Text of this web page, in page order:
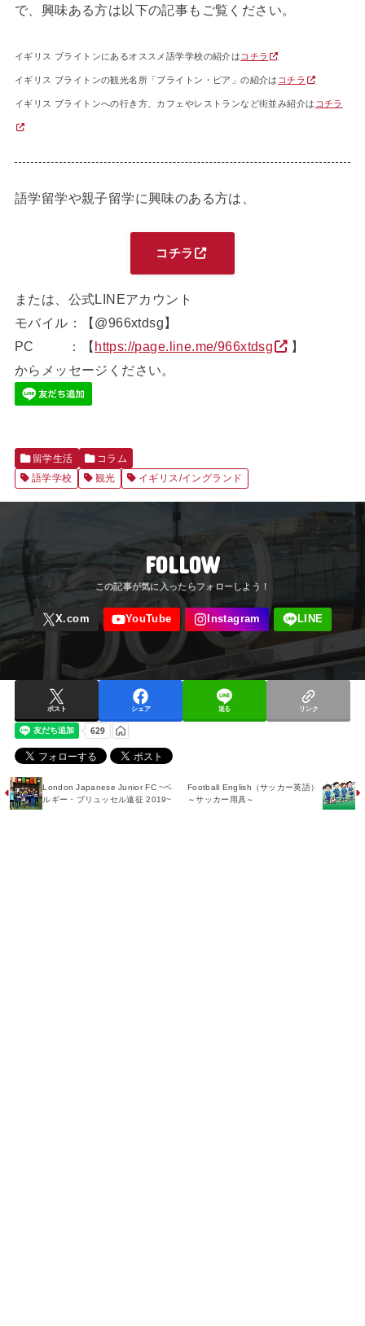
で、興味ある方は以下の記事もご覧ください。
イギリス ブライトンにあるオススメ語学学校の紹介は コチラ
イギリス ブライトンの観光名所「ブライトン・ピア」の紹介は コチラ
イギリス ブライトンへの行き方、カフェやレストランなど街並み紹介は コチラ
語学留学や親子留学に興味のある方は、
コチラ
または、公式LINEアカウント
モバイル：【@966xtdsg】
PC ：【https://page.line.me/966xtdsg
】
からメッセージください。
留学生活
コラム
語学学校
観光 イギリス/イングランド
FOLLOW
ポスト シェア 送る リンク
London Japanese Junior FC ~ベ
ルギー・ブリュッセル遠征 2019~
Football English（サッカー英語）
～サッカー用具～